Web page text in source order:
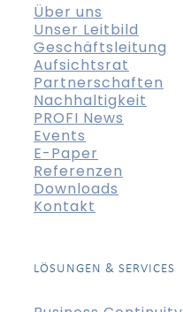
Über uns
Unser Leitbild
Geschäftsleitung
Aufsichtsrat
Partnerschaften
Nachhaltigkeit
PROFI News
Events
E-Paper
Referenzen
Downloads
Kontakt
LÖSUNGEN & SERVICES